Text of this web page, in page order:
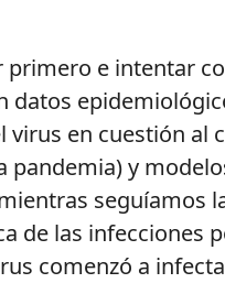
e intentar
datos
en cuestión al
pandemia) y
seguíamos
las infecciones
comenzó a